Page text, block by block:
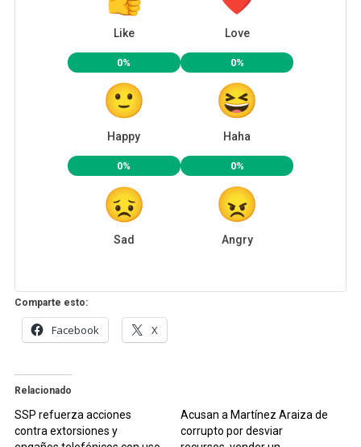
Like Love
0%
Happy
0%
Haha
0%
Sad
0%
Angry
Comparte esto:
Facebook X
Relacionado
SSP refuerza acciones
contra extorsiones y
Acusan a Martínez Araiza de
corrupto por desviar